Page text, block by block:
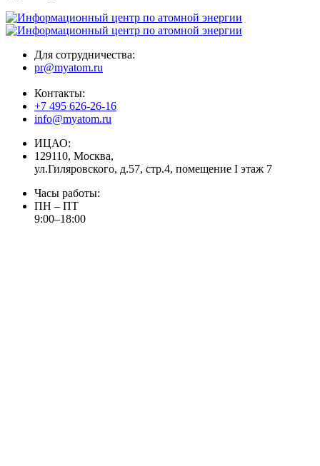
Для сотрудничества:
pr@myatom.ru
Контакты:
+7 495 626-26-16
info@myatom.ru
ИЦАО:
129110, Москва,
ул.Гиляровского, д.57, стр.4, помещение I этаж 7
Часы работы:
ПН – ПТ
9:00–18:00